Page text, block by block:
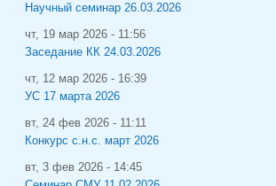
Научный семинар 26.03.2026
чт, 19 мар 2026 - 11:56
Заседание КК 24.03.2026
чт, 12 мар 2026 - 16:39
УС 17 марта 2026
вт, 24 фев 2026 - 11:11
Конкурс с.н.с. март 2026
вт, 3 фев 2026 - 14:45